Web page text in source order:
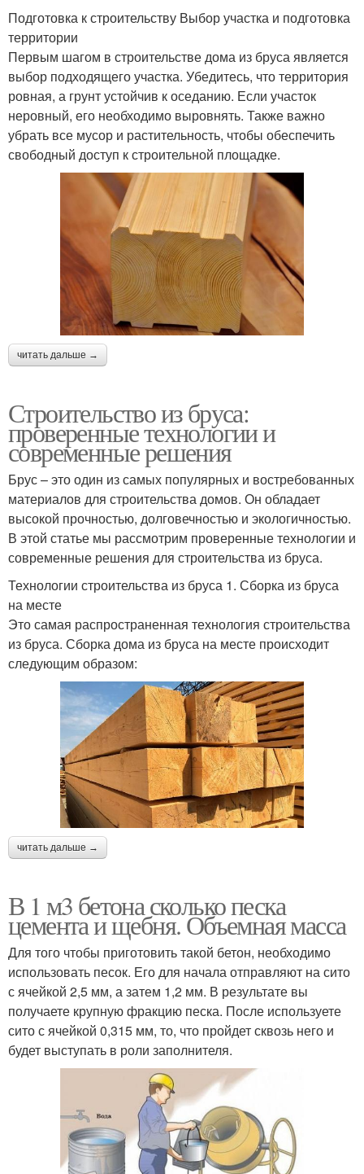
Подготовка к строительству Выбор участка и подготовка
территории
Первым шагом в строительстве дома из бруса является
выбор подходящего участка. Убедитесь, что территория
ровная, а грунт устойчив к оседанию. Если участок
неровный, его необходимо выровнять. Также важно
убрать все мусор и растительность, чтобы обеспечить
свободный доступ к строительной площадке.
читать дальше →
Строительство из бруса:
проверенные технологии и
современные решения
Брус – это один из самых популярных и востребованных
материалов для строительства домов. Он обладает
высокой прочностью, долговечностью и экологичностью.
В этой статье мы рассмотрим проверенные технологии и
современные решения для строительства из бруса.
Технологии строительства из бруса 1. Сборка из бруса
на месте
Это самая распространенная технология строительства
из бруса. Сборка дома из бруса на месте происходит
следующим образом:
читать дальше →
В 1 м3 бетона сколько песка
цемента и щебня. Объемная масса
Для того чтобы приготовить такой бетон, необходимо
использовать песок. Его для начала отправляют на сито
с ячейкой 2,5 мм, а затем 1,2 мм. В результате вы
получаете крупную фракцию песка. После используете
сито с ячейкой 0,315 мм, то, что пройдет сквозь него и
будет выступать в роли заполнителя.